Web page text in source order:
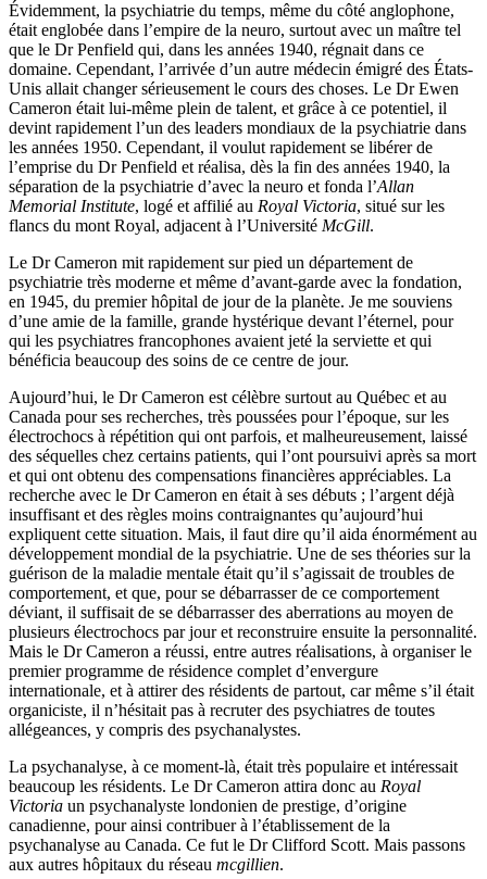
Évidemment, la psychiatrie du temps, même du côté anglophone,
était englobée dans l’empire de la neuro, surtout avec un maître tel
que le Dr Penfield qui, dans les années 1940, régnait dans ce
domaine. Cependant, l’arrivée d’un autre médecin émigré des États-
Unis allait changer sérieusement le cours des choses. Le Dr Ewen
Cameron était lui-même plein de talent, et grâce à ce potentiel, il
devint rapidement l’un des leaders mondiaux de la psychiatrie dans
les années 1950. Cependant, il voulut rapidement se libérer de
l’emprise du Dr Penfield et réalisa, dès la fin des années 1940, la
séparation de la psychiatrie d’avec la neuro et fonda l’Allan
Memorial Institute, logé et affilié au Royal Victoria, situé sur les
flancs du mont Royal, adjacent à l’Université McGill.
Le Dr Cameron mit rapidement sur pied un département de
psychiatrie très moderne et même d’avant-garde avec la fondation,
en 1945, du premier hôpital de jour de la planète. Je me souviens
d’une amie de la famille, grande hystérique devant l’éternel, pour
qui les psychiatres francophones avaient jeté la serviette et qui
bénéficia beaucoup des soins de ce centre de jour.
Aujourd’hui, le Dr Cameron est célèbre surtout au Québec et au
Canada pour ses recherches, très poussées pour l’époque, sur les
électrochocs à répétition qui ont parfois, et malheureusement, laissé
des séquelles chez certains patients, qui l’ont poursuivi après sa mort
et qui ont obtenu des compensations financières appréciables. La
recherche avec le Dr Cameron en était à ses débuts ; l’argent déjà
insuffisant et des règles moins contraignantes qu’aujourd’hui
expliquent cette situation. Mais, il faut dire qu’il aida énormément au
développement mondial de la psychiatrie. Une de ses théories sur la
guérison de la maladie mentale était qu’il s’agissait de troubles de
comportement, et que, pour se débarrasser de ce comportement
déviant, il suffisait de se débarrasser des aberrations au moyen de
plusieurs électrochocs par jour et reconstruire ensuite la personnalité.
Mais le Dr Cameron a réussi, entre autres réalisations, à organiser le
premier programme de résidence complet d’envergure
internationale, et à attirer des résidents de partout, car même s’il était
organiciste, il n’hésitait pas à recruter des psychiatres de toutes
allégeances, y compris des psychanalystes.
La psychanalyse, à ce moment-là, était très populaire et intéressait
beaucoup les résidents. Le Dr Cameron attira donc au Royal
Victoria un psychanalyste londonien de prestige, d’origine
canadienne, pour ainsi contribuer à l’établissement de la
psychanalyse au Canada. Ce fut le Dr Clifford Scott. Mais passons
aux autres hôpitaux du réseau mcgillien.